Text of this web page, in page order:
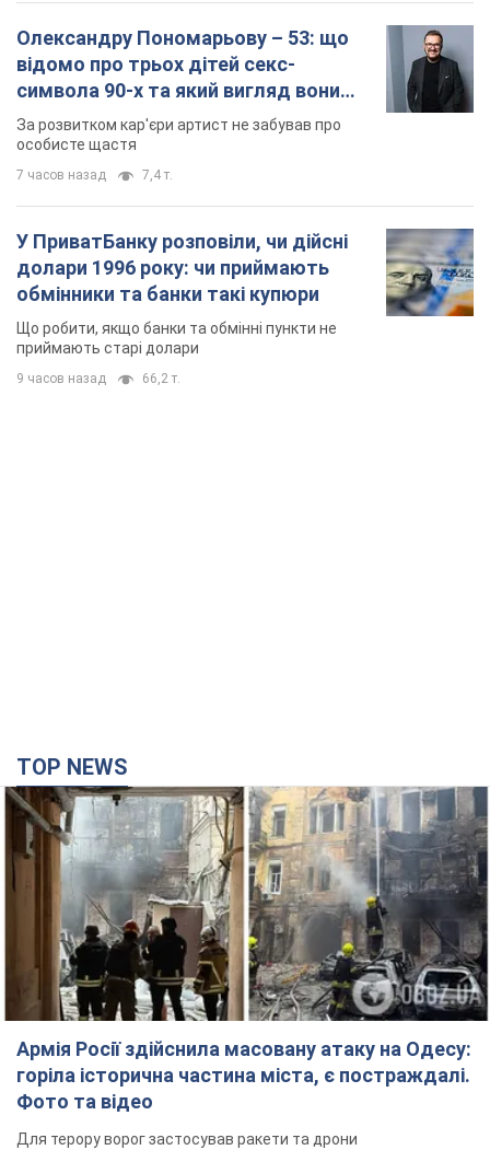
Олександру Пономарьову – 53: що
відомо про трьох дітей секс-
символа 90-х та який вигляд вони
мають
За розвитком кар'єри артист не забував про
особисте щастя
7 часов назад 7,4 т.
У ПриватБанку розповіли, чи дійсні
долари 1996 року: чи приймають
обмінники та банки такі купюри
Що робити, якщо банки та обмінні пункти не
приймають старі долари
9 часов назад 66,2 т.
TOP NEWS
Армія Росії здійснила масовану атаку на Одесу:
горіла історична частина міста, є постраждалі.
Фото та відео
Для терору ворог застосував ракети та дрони